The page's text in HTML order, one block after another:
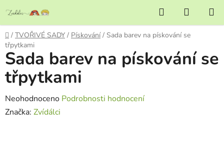
obsah
Hledat
KOŠÍK
Domů
/ TVOŘIVÉ SADY / Pískování / Sada barev na pískování se
třpytkami
Sada barev na pískování se
třpytkami
Průměrné
hodnocení
Neohodnoceno Podrobnosti hodnocení
Značka: Zvídálci